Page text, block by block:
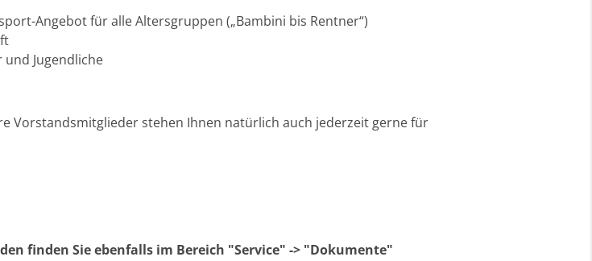
Angebot für alle Altersgruppen („Bambini bis Rentner“)
Jugendliche
Vorstandsmitglieder stehen Ihnen natürlich auch jederzeit gerne für
finden Sie ebenfalls im Bereich "Service" -> "Dokumente"